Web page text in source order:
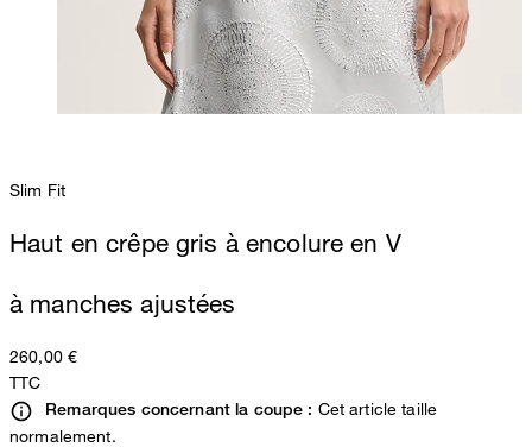
Slim Fit
Haut en crêpe gris à encolure en V
à manches ajustées
260,00 €
TTC
Remarques concernant la coupe : Cet article taille
normalement.